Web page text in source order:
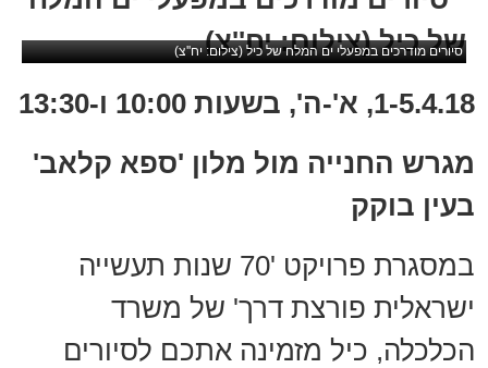
סיורים מודרכים במפעלי ים המלח של כיל (צילום: יח''צ)
1-5.4.18, א'-ה', בשעות 10:00 ו-13:30
מגרש החנייה מול מלון 'ספא קלאב'
בעין בוקק
במסגרת פרויקט '70 שנות תעשייה
ישראלית פורצת דרך' של משרד
הכלכלה, כיל מזמינה אתכם לסיורים